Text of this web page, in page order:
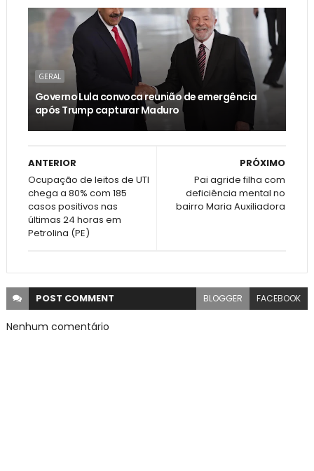
GERAL
Governo Lula convoca reunião de emergência
após Trump capturar Maduro
PRÓXIMO
Pai agride filha com
deficiência mental no
bairro Maria Auxiliadora
ANTERIOR
Ocupação de leitos de UTI
chega a 80% com 185
casos positivos nas
últimas 24 horas em
Petrolina (PE)
POST COMMENT BLOGGER FACEBOOK
Nenhum comentário